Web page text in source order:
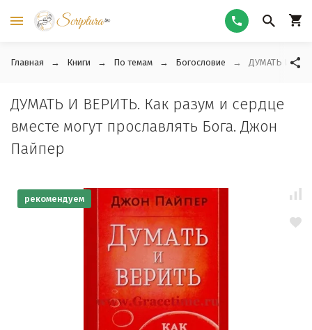
Главная Книги По темам Богословие ДУМАТЬ И
ДУМАТЬ И ВЕРИТЬ. Как разум и сердце
вместе могут прославлять Бога. Джон
Пайпер
рекомендуем